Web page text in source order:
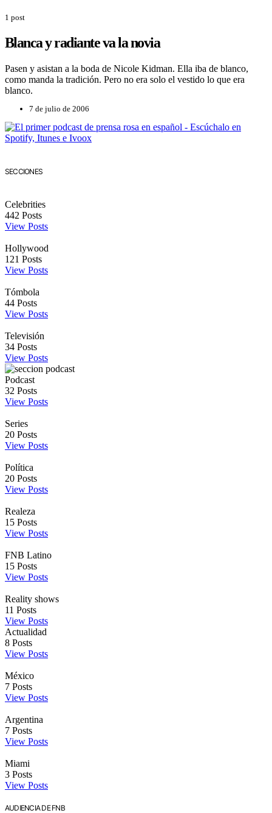
1 post
Blanca y radiante va la novia
Pasen y asistan a la boda de Nicole Kidman. Ella iba de blanco,
como manda la tradición. Pero no era solo el vestido lo que era
blanco.
7 de julio de 2006
SECCIONES
Celebrities
442 Posts
View Posts
Hollywood
121 Posts
View Posts
Tómbola
44 Posts
View Posts
Televisión
34 Posts
View Posts
Podcast
32 Posts
View Posts
Series
20 Posts
View Posts
Política
20 Posts
View Posts
Realeza
15 Posts
View Posts
FNB Latino
15 Posts
View Posts
Reality shows
11 Posts
View Posts
Actualidad
8 Posts
View Posts
México
7 Posts
View Posts
Argentina
7 Posts
View Posts
Miami
3 Posts
View Posts
AUDIENCIA DE FNB